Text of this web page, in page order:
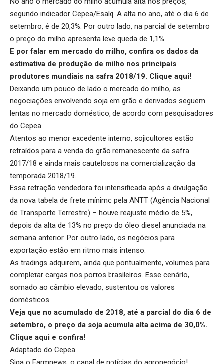
segundo indicador Cepea/Esalq. A alta no ano, até o dia 6 de
setembro, é de 20,3%. Por outro lado, na parcial de setembro
o preço do milho apresenta leve queda de 1,1%.
E por falar em mercado do milho, confira os dados da
estimativa de produção de milho nos principais
produtores mundiais na safra 2018/19. Clique aqui!
Deixando um pouco de lado o mercado do milho, as
negociações envolvendo soja em grão e derivados seguem
lentas no mercado doméstico, de acordo com pesquisadores
do Cepea.
Atentos ao menor excedente interno, sojicultores estão
retraídos para a venda do grão remanescente da safra
2017/18 e ainda mais cautelosos na comercialização da
temporada 2018/19.
Essa retração vendedora foi intensificada após a divulgação
da nova tabela de frete mínimo pela ANTT (Agência Nacional
de Transporte Terrestre) – houve reajuste médio de 5%,
depois da alta de 13% no preço do óleo diesel anunciada na
semana anterior. Por outro lado, os negócios para
exportação estão em ritmo mais intenso.
As tradings adquirem, ainda que pontualmente, volumes para
completar cargas nos portos brasileiros. Esse cenário,
somado ao câmbio elevado, sustentou os valores
domésticos.
Veja que no acumulado de 2018, até a parcial do dia 6 de
setembro, o preço da soja acumula alta acima de 30,0%.
Clique aqui e confira!
Adaptado do Cepea
Siga o Farmnews, o canal de notícias do agronegócio!